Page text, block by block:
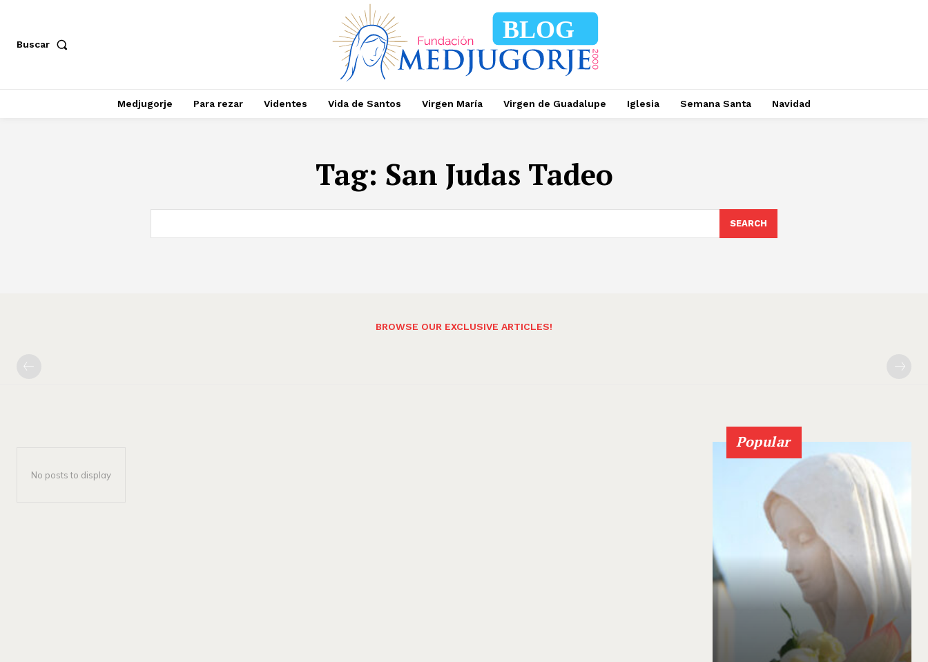
Buscar
BLOG
Medjugorje Para rezar Videntes Vida de Santos Virgen María Virgen de Guadalupe Iglesia Semana Santa Navidad
Tag: San Judas Tadeo
SEARCH
BROWSE OUR EXCLUSIVE ARTICLES!
No posts to display
Popular